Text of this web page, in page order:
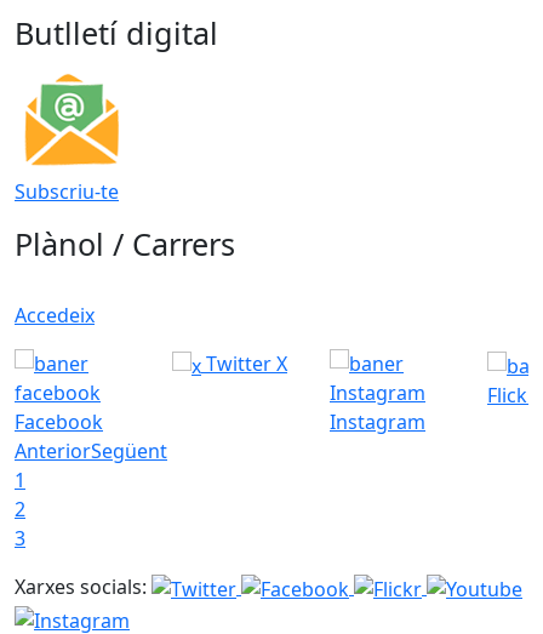
Butlletí digital
Subscriu-te
Plànol / Carrers
Accedeix
Facebook
Twitter X
Instagram
Flickr
AnteriorSegüent
1
2
3
Xarxes socials: